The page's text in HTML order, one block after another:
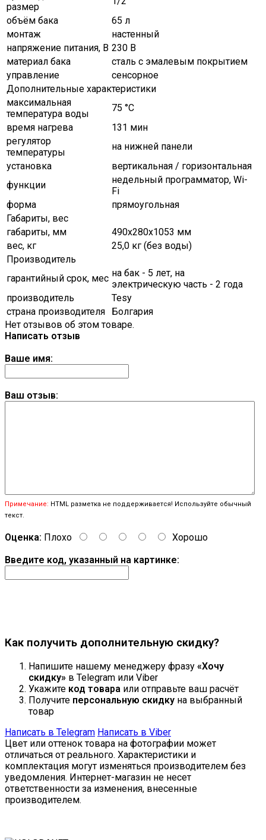
размер
объём бака
65 л
монтаж
настенный
напряжение питания, В 230 В
материал бака
сталь с эмалевым покрытием
управление
сенсорное
Дополнительные характеристики
максимальная
температура воды
75 °C
время нагрева
131 мин
регулятор
температуры
на нижней панели
установка
вертикальная / горизонтальная
функции
недельный программатор, Wi-
Fi
форма
прямоугольная
Габариты, вес
габариты, мм
490х280х1053 мм
вес, кг
25,0 кг (без воды)
Производитель
гарантийный срок, мес на бак - 5 лет, на
электрическую часть - 2 года
производитель
Tesy
страна производителя
Болгария
Нет отзывов об этом товаре.
Написать отзыв
Ваше имя:
Ваш отзыв:
Примечание: HTML разметка не поддерживается! Используйте обычный
текст.
Оценка: Плохо
Хорошо
Введите код, указанный на картинке:
Как получить дополнительную скидку?
Напишите нашему менеджеру фразу «Хочу
скидку» в Telegram или Viber
Укажите код товара или отправьте ваш расчёт
Получите персональную скидку на выбранный
товар
Написать в Telegram Написать в Viber
Цвет или оттенок товара на фотографии может
отличаться от реального. Характеристики и
комплектация могут изменяться производителем без
уведомления. Интернет-магазин не несет
ответственности за изменения, внесенные
производителем.